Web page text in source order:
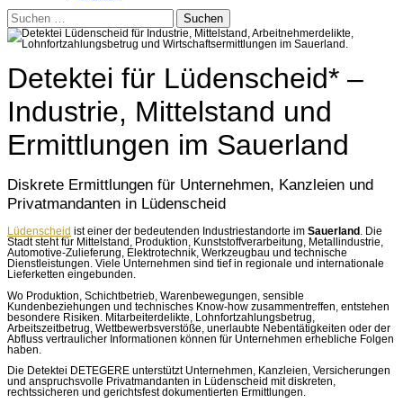
Suchen
nach:
Detektei für Lüdenscheid* –
Industrie, Mittelstand und
Ermittlungen im Sauerland
Diskrete Ermittlungen für Unternehmen, Kanzleien und
Privatmandanten in Lüdenscheid
Lüdenscheid ist einer der bedeutenden Industriestandorte im Sauerland
. Die
Stadt steht für Mittelstand, Produktion, Kunststoffverarbeitung, Metallindustrie,
Automotive-Zulieferung, Elektrotechnik, Werkzeugbau und technische
Dienstleistungen. Viele Unternehmen sind tief in regionale und internationale
Lieferketten eingebunden.
Wo Produktion, Schichtbetrieb, Warenbewegungen, sensible
Kundenbeziehungen und technisches Know-how zusammentreffen, entstehen
besondere Risiken. Mitarbeiterdelikte, Lohnfortzahlungsbetrug,
Arbeitszeitbetrug, Wettbewerbsverstöße, unerlaubte Nebentätigkeiten oder der
Abfluss vertraulicher Informationen können für Unternehmen erhebliche Folgen
haben.
Die Detektei DETEGERE unterstützt Unternehmen, Kanzleien, Versicherungen
und anspruchsvolle Privatmandanten in Lüdenscheid mit diskreten,
rechtssicheren und gerichtsfest dokumentierten Ermittlungen.